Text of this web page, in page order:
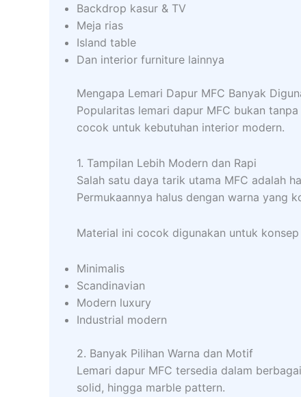
Backdrop kasur & TV
Meja rias
Island table
Dan interior furniture lainnya
Mengapa Lemari Dapur MFC Banyak
Popularitas lemari dapur MFC bukan
cocok untuk kebutuhan interior modern.
1. Tampilan Lebih Modern dan Rapi
Salah satu daya tarik utama MFC adalah
Permukaannya halus dengan warna yang
Material ini cocok digunakan untuk
Minimalis
Scandinavian
Modern luxury
Industrial modern
2. Banyak Pilihan Warna dan Motif
Lemari dapur MFC tersedia dalam
solid, hingga marble pattern.